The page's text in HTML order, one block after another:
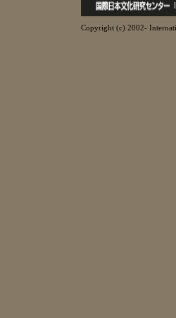
Copyright (c) 2002-